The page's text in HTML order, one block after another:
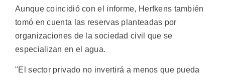
Aunque coincidió con el informe, Herfkens también
tomó en cuenta las reservas planteadas por
organizaciones de la sociedad civil que se
especializan en el agua.
"El sector privado no invertirá a menos que pueda